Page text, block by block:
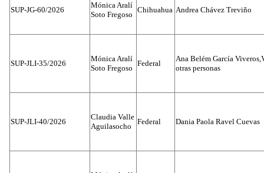
SUP-JG-60/2026
Mónica Aralí
Soto Fregoso
Chihuahua Andrea Chávez Treviño
SUP-JLI-35/2026
Mónica Aralí
Soto Fregoso
Federal
Ana Belém García
otras personas
SUP-JLI-40/2026
Claudia Valle
Aguilasocho
Federal Dania Paola Ravel Cuevas